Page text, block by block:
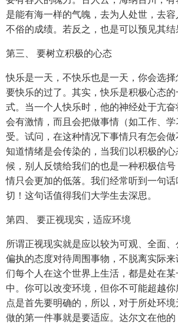
是能有海一样的气魄，去为人处世，去
不俗的成绩。若反之，也是可以预见其结
第三、 要树立积极的心态
快乐是一天，不快乐也是一天，你会选
要快乐的过了。其实，快乐是积极心态
式。当一个人快乐时，他的神经处于亢
会有激情，而且会把做事情（如工作、
受。试问，在这种情况下事情只有怎会
知道情绪是会传染的，当我们以积极的
候，别人反馈给我们的也是一种积极信
情只会更加的低落。我们经常听到一句
切！这句话值得我们大学生去深思。
第四、 要正视现实，适应环境
所谓正视现实就是应以较为可观、全面
偏执的态度对待周围事物，不脱离实际
们每个人在这个世界上生活，都是处在
中。你可以改变环境，但你不可能超越
点是首先要明确的，所以，对于所处环
做的第一件事就是要适应。达尔文在他